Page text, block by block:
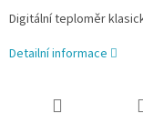
Digitální teploměr
Detailní informace